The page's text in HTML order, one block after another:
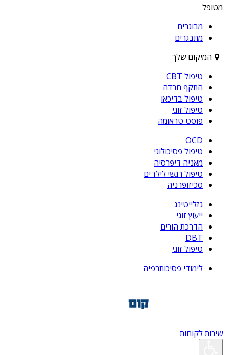
מטופל
מבוגרים
מתבגרים
המיקום שלך
טיפול CBT
התקף חרדה
טיפול בדיכאו
טיפול זוגי
פוסט טראומה
OCD
טיפול פסיכולוגי
מאניה דיפרסיה
טיפול רגשי לילדים
סכיזופרניה
גזלייטינג
ייעוץ זוגי
הדרכת הורים
DBT
טיפול זוגי
לימודי פסיכותרפיה
שירות לקוחות